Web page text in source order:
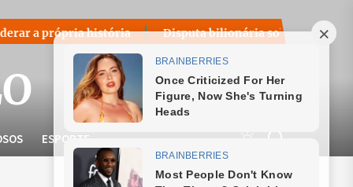
Disputa bilionária sobre royalties do petróleo volta
ESPORTE